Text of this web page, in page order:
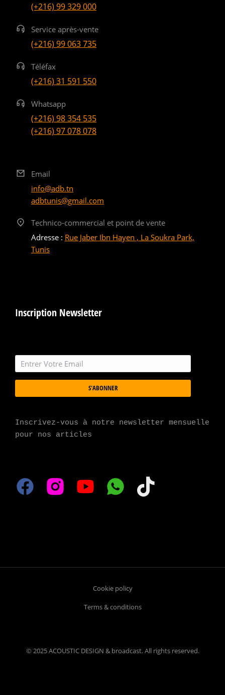
(+216) 99 329 000
Service après-vente
(+216) 99 063 735
Téléfax
(+216) 31 591 550
Whatsapp
(+216) 98 354 535
(+216) 97 078 078
Email
info@adb.tn
adbtunis@gmail.com
Technico-commercial et point de vente
Adresse : Rue Jaber Ibn Hayen , La Soukra Park,
Tunis
Inscription Newsletter
S'ABONNER
Inscrivez-vous à notre newsletter mensuelle
pour nos articles
© 2025 ACOUSTIC DESIGN & broadcast. All rights reserved.
Cookie policy
Terms & conditions